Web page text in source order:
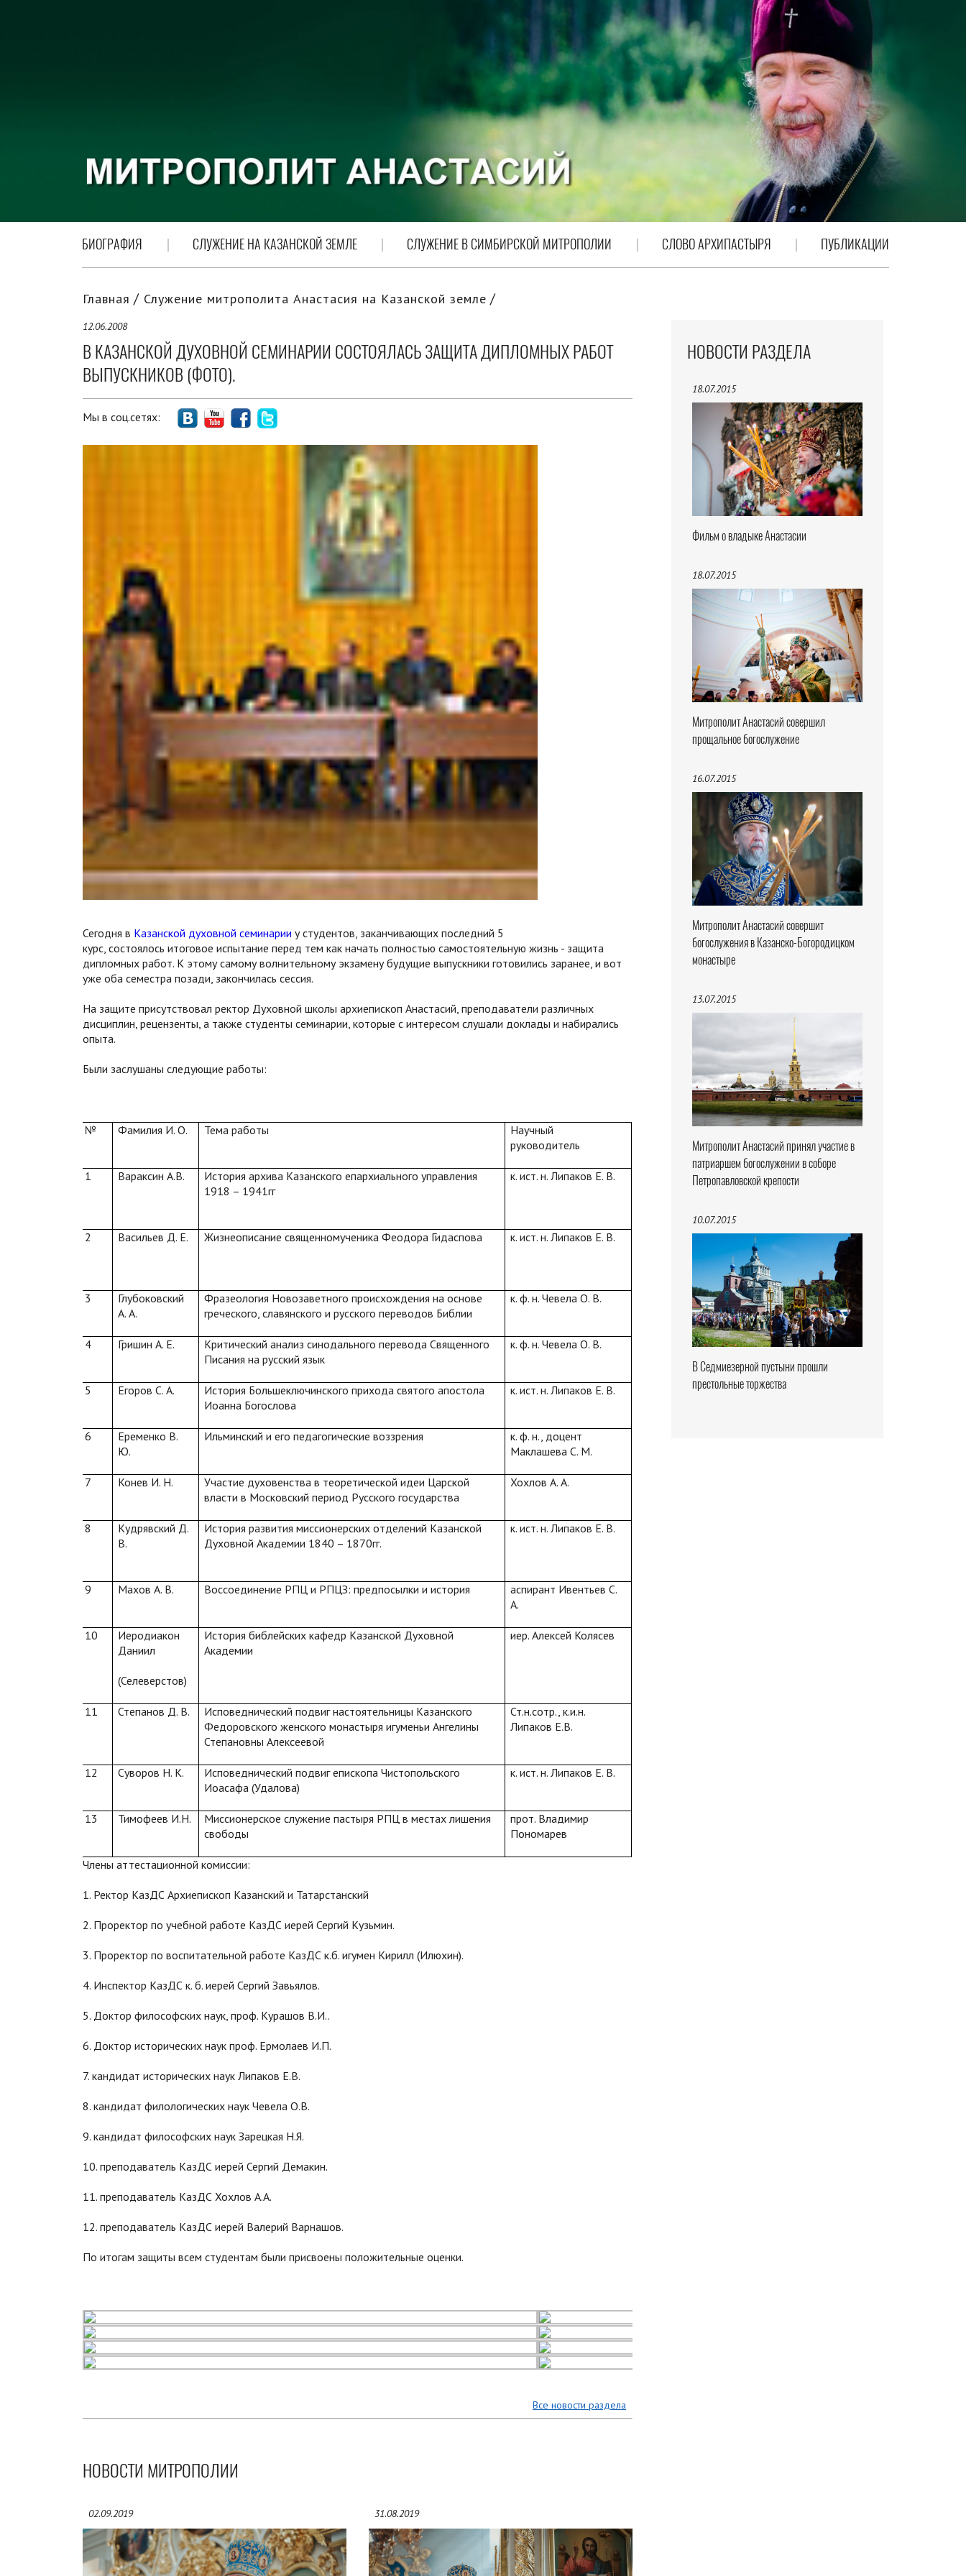
БИОГРАФИЯ СЛУЖЕНИЕ НА КАЗАНСКОЙ ЗЕМЛЕ СЛУЖЕНИЕ В СИМБИРСКОЙ МИТРОПОЛИИ СЛОВО АРХИПАСТЫРЯ ПУБЛИКАЦИИ
НОВОСТИ РАЗДЕЛА
18.07.2015
Фильм о владыке Анастасии
18.07.2015
Митрополит Анастасий совершил
прощальное богослужение
16.07.2015
Митрополит Анастасий совершит
богослужения в Казанско-Богородицком
монастыре
13.07.2015
Митрополит Анастасий принял участие в
патриаршем богослужении в соборе
Петропавловской крепости
10.07.2015
В Седмиезерной пустыни прошли
престольные торжества
Главная Служение митрополита Анастасия на Казанской земле
12.06.2008
В КАЗАНСКОЙ ДУХОВНОЙ СЕМИНАРИИ СОСТОЯЛАСЬ ЗАЩИТА ДИПЛОМНЫХ РАБОТ
ВЫПУСКНИКОВ (ФОТО).
Мы в соц.сетях:
Сегодня в Казанской духовной семинарии у студентов, заканчивающих последний 5
курс, состоялось итоговое испытание перед тем как начать полностью самостоятельную жизнь - защита
дипломных работ. К этому самому волнительному экзамену будущие выпускники готовились заранее, и вот
уже оба семестра позади, закончилась сессия.
На защите присутствовал ректор Духовной школы архиепископ Анастасий, преподаватели различных
дисциплин, рецензенты, а также студенты семинарии, которые с интересом слушали доклады и набирались
опыта.
Были заслушаны следующие работы:
№ Фамилия И. О. Тема работы
Научный
руководитель
1 Вараксин А.В.
История архива Казанского епархиального управления
1918 – 1941гг
к. ист. н. Липаков Е. В.
2 Васильев Д. Е. Жизнеописание священномученика Феодора Гидаспова к. ист. н. Липаков Е. В.
3
Глубоковский
А. А.
Фразеология Новозаветного происхождения на основе
греческого, славянского и русского переводов Библии
к. ф. н. Чевела О. В.
4 Гришин А. Е.
Критический анализ синодального перевода Священного
Писания на русский язык
к. ф. н. Чевела О. В.
5 Егоров С. А.
История Большеключинского прихода святого апостола
Иоанна Богослова
к. ист. н. Липаков Е. В.
6
Еременко В.
Ю.
Ильминский и его педагогические воззрения
к. ф. н., доцент
Маклашева С. М.
7 Конев И. Н.
Участие духовенства в теоретической идеи Царской
власти в Московский период Русского государства
Хохлов А. А.
8
Кудрявский Д.
В.
История развития миссионерских отделений Казанской
Духовной Академии 1840 – 1870гг.
к. ист. н. Липаков Е. В.
9 Махов А. В. Воссоединение РПЦ и РПЦЗ: предпосылки и история
аспирант Ивентьев С.
А.
10
Иеродиакон
Даниил
(Селеверстов)
История библейских кафедр Казанской Духовной
Академии
иер. Алексей Колясев
11 Степанов Д. В.
Исповеднический подвиг настоятельницы Казанского
Федоровского женского монастыря игуменьи Ангелины
Степановны Алексеевой
Ст.н.сотр., к.и.н.
Липаков Е.В.
12 Суворов Н. К.
Исповеднический подвиг епископа Чистопольского
Иоасафа (Удалова)
к. ист. н. Липаков Е. В.
13 Тимофеев И.Н.
Миссионерское служение пастыря РПЦ в местах лишения
свободы
прот. Владимир
Пономарев
Члены аттестационной комиссии:
1. Ректор КазДС Архиепископ Казанский и Татарстанский
2. Проректор по учебной работе КазДС иерей Сергий Кузьмин.
3. Проректор по воспитательной работе КазДС к.б. игумен Кирилл (Илюхин).
4. Инспектор КазДС к. б. иерей Сергий Завьялов.
5. Доктор философских наук, проф. Курашов В.И..
6. Доктор исторических наук проф. Ермолаев И.П.
7. кандидат исторических наук Липаков Е.В.
8. кандидат филологических наук Чевела О.В.
9. кандидат философских наук Зарецкая Н.Я.
10. преподаватель КазДС иерей Сергий Демакин.
11. преподаватель КазДС Хохлов А.А.
12. преподаватель КазДС иерей Валерий Варнашов.
По итогам защиты всем студентам были присвоены положительные оценки.
Все новости раздела
НОВОСТИ МИТРОПОЛИИ
02.09.2019 31.08.2019